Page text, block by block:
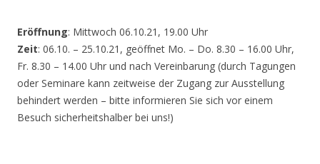
Eröffnung: Mittwoch 06.10.21, 19.00 Uhr
Zeit: 06.10. – 25.10.21, geöffnet Mo. – Do. 8.30 – 16.00 Uhr,
Fr. 8.30 – 14.00 Uhr und nach Vereinbarung (durch Tagungen
oder Seminare kann zeitweise der Zugang zur Ausstellung
behindert werden – bitte informieren Sie sich vor einem
Besuch sicherheitshalber bei uns!)